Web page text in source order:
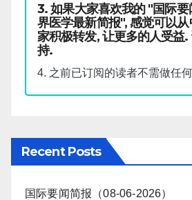
3. 如果大家喜欢我的 "国际
界医学最新简报", 感觉可以
家积极转发, 让更多的人受益
持.
4. 之前已订阅的读者不需做任
Recent Posts
国际要闻简报（08-06-2026）